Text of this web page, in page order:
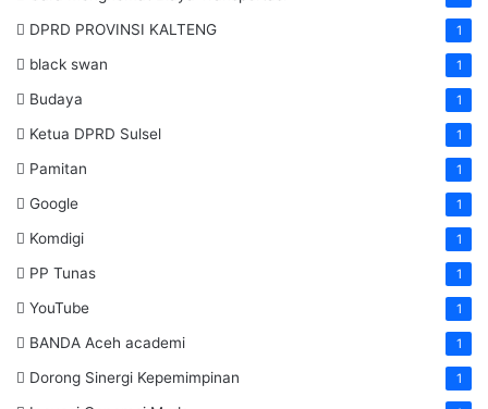
DPRD PROVINSI KALTENG 1
black swan 1
Budaya 1
Ketua DPRD Sulsel 1
Pamitan 1
Google 1
Komdigi 1
PP Tunas 1
YouTube 1
BANDA Aceh academi 1
Dorong Sinergi Kepemimpinan 1